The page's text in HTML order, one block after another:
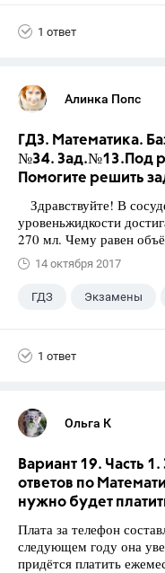
1 ответ
Алинка Попс
ГДЗ. Математика.
№34. Зад.№13.Под
Помогите решить
Здравствуйте! В
уровеньжидкости
270 мл. Чему равен
14 октября 2017
ГДЗ Экзамены
1 ответ
Ольга К
Вариант 19. Часть
ответов по
нужно будет
Плата за телефон
следующем году она
придётся платить